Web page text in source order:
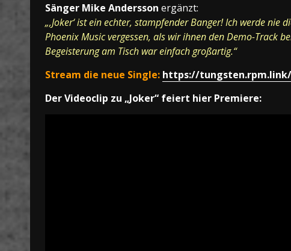
Sänger Mike Andersson ergänzt:
„‚Joker‘ ist ein echter, stampfender Banger! Ich werde
Phoenix Music vergessen, als wir ihnen den Demo-Track
Begeisterung am Tisch war einfach großartig.“
Stream die neue Single: https://
Der Videoclip zu „Joker“ feiert hier Premiere: